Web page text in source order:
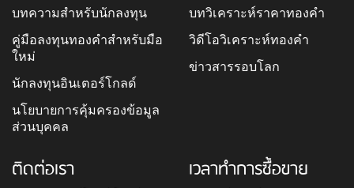
บทความสำหรับนักลงทุน
คู่มือลงทุนทองคำสำหรับมือ
ใหม่
นักลงทุนอินเตอร์โกลด์
นโยบายการคุ้มครองข้อมูล
ส่วนบุคคล
บทวิเคราะห์ราคาทองคำ
วิดีโอวิเคราะห์ทองคำ
ข่าวสารรอบโลก
ติดต่อเรา เวลาทำการซื้อขาย